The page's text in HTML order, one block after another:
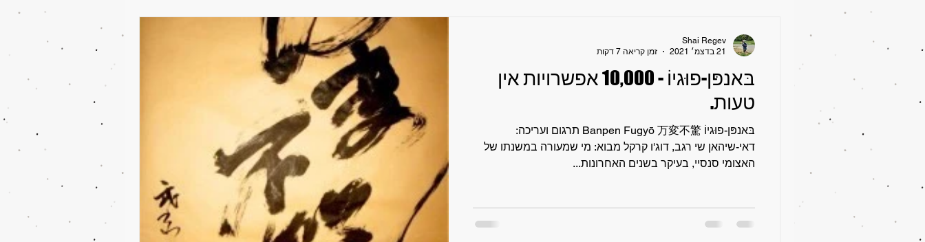
בּאנפּן-פוּגיוֹ - 10,000 אפשרויות אין
טעות.
בּאנפּן-פוּגיוֹ Banpen Fugyō 万変不驚 תרגום ועריכה:
דאי-שיהאן שי רגב, דוג'ו קרקל מבוא: מי שמעורה במשנתו של
האצומי סנסיי, בעיקר בשנים האחרונות...
Shai Regev
21 בדצמ׳ 2021
זמן קריאה 7 דקות